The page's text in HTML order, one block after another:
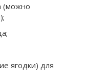
(можно
ягодки) для